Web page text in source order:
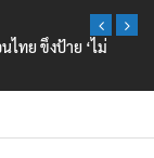
ไทย ขึงป้าย ‘ไม่